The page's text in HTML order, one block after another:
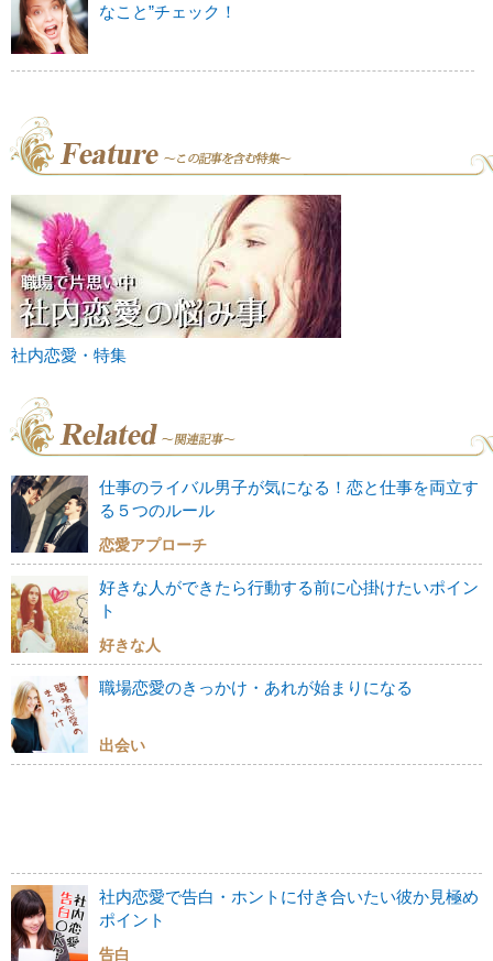
なこと”チェック！
社内恋愛・特集
仕事のライバル男子が気になる！恋と仕事を両立す
る５つのルール
恋愛アプローチ
好きな人ができたら行動する前に心掛けたいポイン
ト
好きな人
職場恋愛のきっかけ・あれが始まりになる
出会い
社内恋愛で告白・ホントに付き合いたい彼か見極め
ポイント
告白